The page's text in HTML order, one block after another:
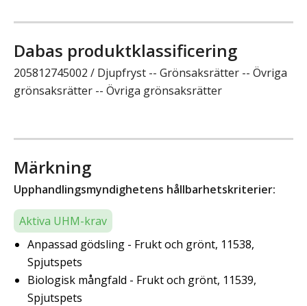
Dabas produktklassificering
205812745002 / Djupfryst -- Grönsaksrätter -- Övriga
grönsaksrätter -- Övriga grönsaksrätter
Märkning
Upphandlingsmyndighetens hållbarhetskriterier:
Aktiva UHM-krav
Anpassad gödsling - Frukt och grönt, 11538,
Spjutspets
Biologisk mångfald - Frukt och grönt, 11539,
Spjutspets